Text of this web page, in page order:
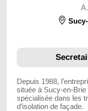
Depuis 1988,
située à Sucy-en-
spécialisée dans les
d’isolation de façade.